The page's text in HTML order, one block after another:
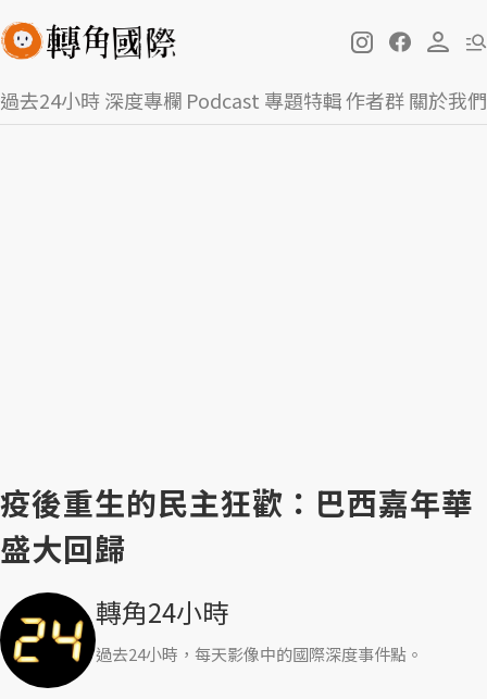
過去24小時深度專欄 Podcast 專題特輯作者群關於我們
疫後重生的民主狂歡：巴西嘉年華
盛大回歸
轉角24小時
過去24小時，每天影像中的國際深度事件點。